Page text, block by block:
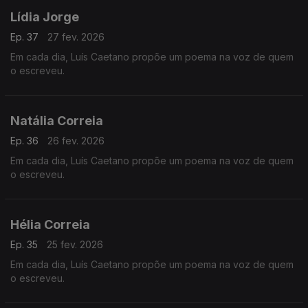
Lídia Jorge
Ep. 37
27 fev. 2026
Em cada dia, Luís Caetano propõe um poema na voz de quem
o escreveu.
Natália Correia
Ep. 36
26 fev. 2026
Em cada dia, Luís Caetano propõe um poema na voz de quem
o escreveu.
Hélia Correia
Ep. 35
25 fev. 2026
Em cada dia, Luís Caetano propõe um poema na voz de quem
o escreveu.